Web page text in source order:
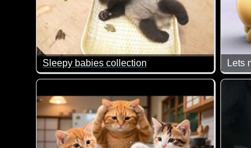
Sleepy babies collection
Sind sie nicht goldig diese kleinen Pandabären?
Lets
Das